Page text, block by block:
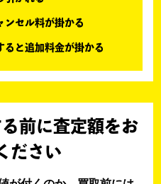
ンセル料が掛かる
ると追加料金が掛かる
前に査定額をお
ださい